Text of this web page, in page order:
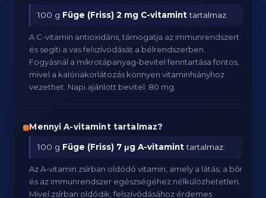
100 g Füge (Friss) 2 mg C-vitaminttartalmaz.
A C-vitamin antioxidáns, támogatja az immunrendszert
és segíti a vas felszívódását a bélrendszerben.
Fogyásnál a mikrotápanyag-bevitel fenntartása fontos,
mivel a kalóriakorlátozás könnyen vitaminhiányhoz
vezethet. Napi ajánlott bevitel: 80 mg.
Mennyi A-vitamint tartalmaz?
100 g Füge (Friss) 7 μg A-vitaminttartalmaz.
Az A-vitamin zsírban oldódó vitamin, amely a látás, a bőr
és az immunrendszer egészségéhez nélkülözhetetlen.
Mivel zsírban oldódik, felszívódásához érdemes